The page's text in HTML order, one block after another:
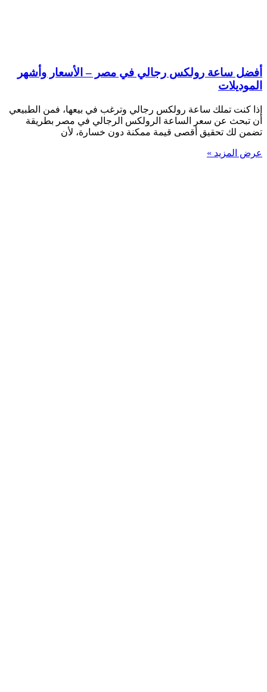
أفضل ساعة رولكس رجالي في مصر – الأسعار وأشهر
الموديلات
إذا كنت تملك ساعة رولكس رجالي وترغب في بيعها، فمن الطبيعي
أن تبحث عن سعر الساعة الرولكس الرجالي في مصر بطريقة
تضمن لك تحقيق أقصى قيمة ممكنة دون خسارة، لأن
عرض المزيد »